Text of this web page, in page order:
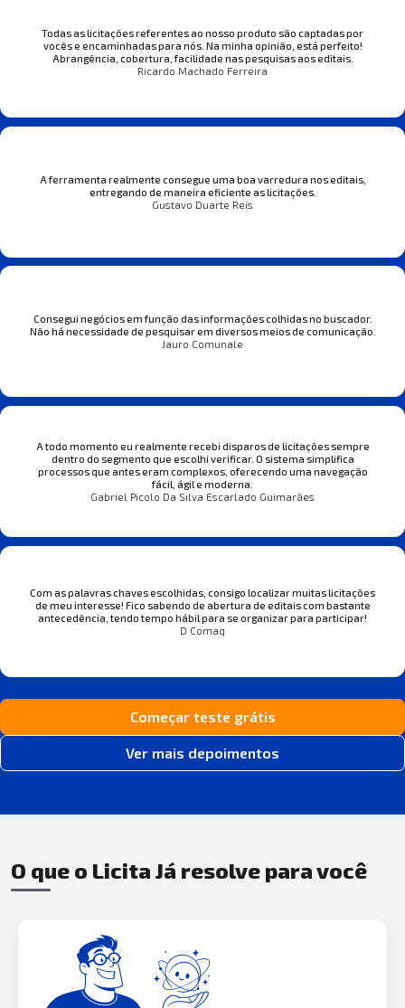
Todas as licitações referentes ao nosso produto são captadas por
vocês e encaminhadas para nós. Na minha opinião, está perfeito!
Abrangência, cobertura, facilidade nas pesquisas aos editais.
Ricardo Machado Ferreira
A ferramenta realmente consegue uma boa varredura nos editais,
entregando de maneira eficiente as licitações.
Gustavo Duarte Reis
Consegui negócios em função das informações colhidas no buscador.
Não há necessidade de pesquisar em diversos meios de comunicação.
Jauro Comunale
A todo momento eu realmente recebi disparos de licitações sempre
dentro do segmento que escolhi verificar. O sistema simplifica
processos que antes eram complexos, oferecendo uma navegação
fácil, ágil e moderna.
Gabriel Picolo Da Silva Escarlado Guimarães
Com as palavras chaves escolhidas, consigo localizar muitas licitações
de meu interesse! Fico sabendo de abertura de editais com bastante
antecedência, tendo tempo hábil para se organizar para participar!
D Comaq
Começar teste grátis
Ver mais depoimentos
O que o Licita Já resolve para você